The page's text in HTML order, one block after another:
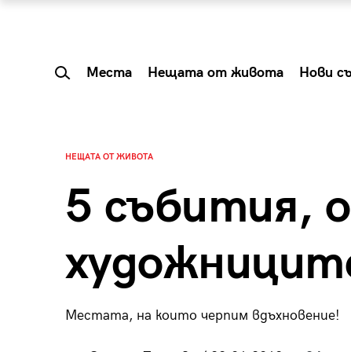
Места Нещата от живота Нови
НЕЩАТА ОТ ЖИВОТА
5 събития,
Местата, на които черпим вдъхновение!
Summer Prelude: как